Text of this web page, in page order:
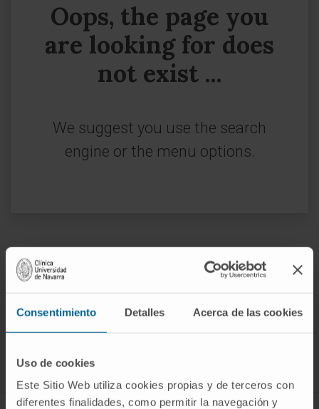
Consentimiento Detalles Acerca de las cookies
Uso de cookies
Este Sitio Web utiliza cookies propias y de terceros con
diferentes finalidades, como permitir la navegación y
Oops, the page you
are looking for does
not exist ...
We suggest you use the search
engine or the menu options.